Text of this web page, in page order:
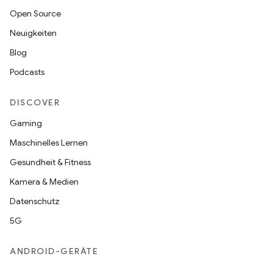
Open Source
Neuigkeiten
Blog
Podcasts
DISCOVER
Gaming
Maschinelles Lernen
Gesundheit & Fitness
Kamera & Medien
Datenschutz
5G
ANDROID-GERÄTE